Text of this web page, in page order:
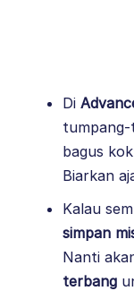
Di
tumpang-
bagus
Biarkan
Kalau
simpan
Nanti
terbang